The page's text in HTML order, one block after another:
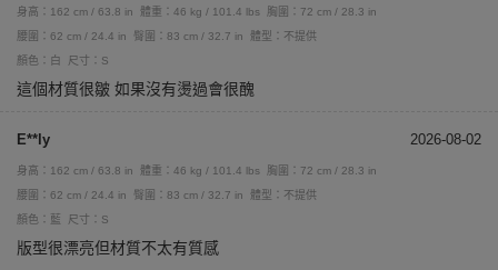
身高：162 cm / 63.8 in 體重：46 kg / 101.4 lbs
胸圍：72 cm / 28.3 in
腰圍：62 cm / 24.4 in
臀圍：83 cm / 32.7 in
體型：不提供
顏色：白
尺寸：S
這個材質很皺 如果沒有燙過會很醜
E**ly 2026-08-02
身高：162 cm / 63.8 in 體重：46 kg / 101.4 lbs
胸圍：72 cm / 28.3 in
腰圍：62 cm / 24.4 in
臀圍：83 cm / 32.7 in
體型：不提供
顏色：藍
尺寸：S
版型很漂亮但材質不太有質感